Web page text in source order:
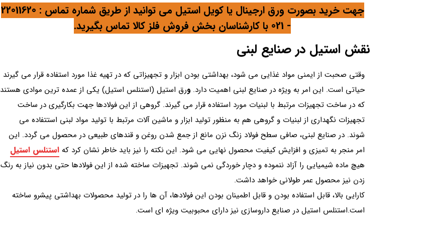
جهت خرید بصورت ورق ارجینال یا کویل استیل می توانید از طریق شماره تماس : 22011620
- 021 با کارشناسان بخش فروش فلز کالا تماس بگیرید.
نقش استیل در صنایع لبنی
وقتی صحبت از ایمنی مواد غذایی می شود، بهداشتی بودن ابزار و تجهیزاتی که در تهیه غذا مورد استفاده قرار می گیرند
حیاتی است. این امر به ویژه در صنایع لبنی اهمیت دارد. ورق استیل (استنلس استیل) یکی از عمده ترین موادی هستند
که در ساخت تجهیزات مرتبط با لبنیات مورد استفاده قرار می گیرند. گروهی از این فولادها جهت بکارگیری در ساخت
تجهیزات نگهداری از لبنیات و گروهی هم به منظور تولید ابزار و ماشین آلات مرتبط با تولید مواد لبنی استتفاده می
شوند. در صنایع لبنی، صافی سطح فولاد زنگ نزن مانع از جمع شدن روغن و قندهای طبیعی در محصول می گردد. این
امر منجر به تمیزی و افزایش کیفیت محصول نهایی می شود. این نکته را نیز باید خاطر نشان کرد که استنلس استیل
هیچ ماده شیمیایی را آزاد ننموده و دچار خوردگی نمی شوند. تجهیزات ساخته شده از این فولادها حتی بدون نیاز به رنگ
زدن نیز محصول عمر طولانی خواهد داشت.
کارایی بالا، قابل استفاده بودن و قابل اطمینان بودن این فولادها، آن ها را در تولید محصولات بهداشتی پیشرو ساخته
است.استنلس استیل در صنایع داروسازی نیز دارای محبوبیت ویژه ای است.